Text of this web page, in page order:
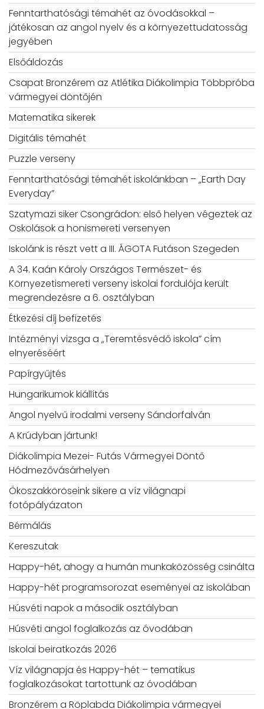
Fenntarthatósági témahét az óvodásokkal –
játékosan az angol nyelv és a környezettudatosság
jegyében
Elsőáldozás
Csapat Bronzérem az Atlétika Diákolimpia Többpróba
vármegyei döntőjén
Matematika sikerek
Digitális témahét
Puzzle verseny
Fenntarthatósági témahét iskolánkban – „Earth Day
Everyday”
Szatymazi siker Csongrádon: első helyen végeztek az
Oskolások a honismereti versenyen
Iskolánk is részt vett a III. ÁGOTA Futáson Szegeden
A 34. Kaán Károly Országos Természet- és
Környezetismereti verseny iskolai fordulója került
megrendezésre a 6. osztályban
Étkezési díj befizetés
Intézményi vizsga a „Teremtésvédő iskola” cím
elnyeréséért
Papírgyűjtés
Hungarikumok kiállítás
Angol nyelvű irodalmi verseny Sándorfalván
A Krúdyban jártunk!
Diákolimpia Mezei- Futás Vármegyei Döntő
Hódmezővásárhelyen
Ökoszakköröseink sikere a víz világnapi
fotópályázaton
Bérmálás
Kereszutak
Happy-hét, ahogy a humán munkaközösség csinálta
Happy-hét programsorozat eseményei az iskolában
Húsvéti napok a második osztályban
Húsvéti angol foglalkozás az óvodában
Iskolai beiratkozás 2026
Víz világnapja és Happy-hét – tematikus
foglalkozásokat tartottunk az óvodában
Bronzérem a Röplabda Diákolimpia vármegyei